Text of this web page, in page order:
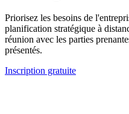
Priorisez les besoins de
planification stratégique à
réunion avec les parties
présentés.
Inscription gratuite